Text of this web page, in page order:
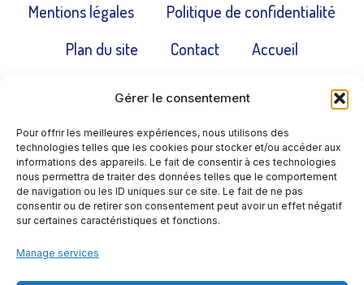
Gérer le consentement
Pour offrir les meilleures expériences, nous utilisons des
technologies telles que les cookies pour stocker et/ou accéder aux
informations des appareils. Le fait de consentir à ces technologies
nous permettra de traiter des données telles que le comportement
de navigation ou les ID uniques sur ce site. Le fait de ne pas
consentir ou de retirer son consentement peut avoir un effet négatif
sur certaines caractéristiques et fonctions.
Manage services
Mentions légales
Politique de confidentialité
Plan du site
Contact
Accueil
+33-(0)6 84 54 37 64